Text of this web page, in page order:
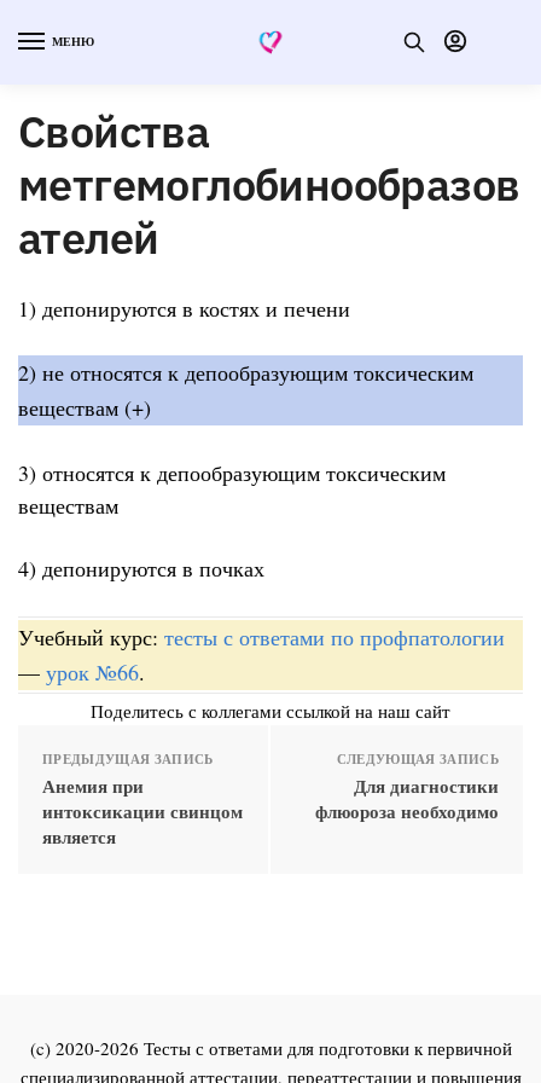
МЕНЮ
Свойства
метгемоглобинообразов
ателей
1) депонируются в костях и печени
2) не относятся к депообразующим токсическим
веществам (+)
3) относятся к депообразующим токсическим
веществам
4) депонируются в почках
Учебный курс: тесты с ответами по профпатологии
— урок №66.
Поделитесь с коллегами ссылкой на наш сайт
ПРЕДЫДУЩАЯ ЗАПИСЬ
Анемия при
интоксикации свинцом
является
СЛЕДУЮЩАЯ ЗАПИСЬ
Для диагностики
флюороза необходимо
(c) 2020-2026 Тесты с ответами для подготовки к первичной
специализированной аттестации, переаттестации и повышения